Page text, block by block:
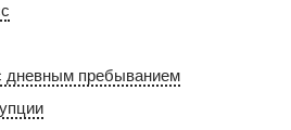
дневным пребыванием